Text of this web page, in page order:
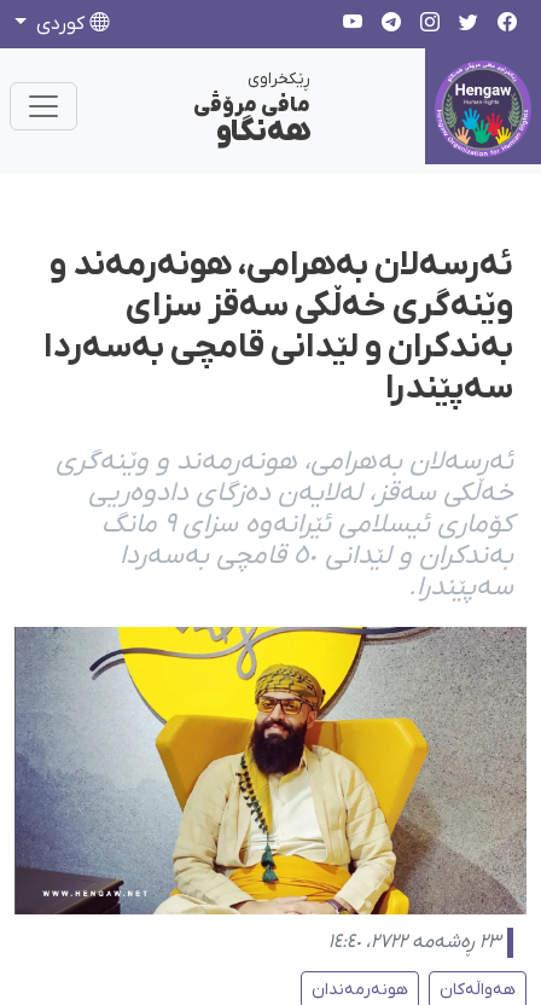
كوردی
ڕێکخراوی
مافی مرۆڤی
هەنگاو
ئەرسەلان بەهرامی، هونەرمەند و
وێنەگری خەڵکی سەقز سزای
بەندکران و لێدانی قامچی بەسەردا
سەپێندرا
ئەرسەلان بەهرامی، هونەرمەند و وێنەگری
خەڵکی سەقز، لەلایەن دەزگای دادوەریی
کۆماری ئیسلامی ئێرانەوە سزای ٩ مانگ
بەندکران و لێدانی ٥٠ قامچی بەسەردا
سەپێندرا.
٢٣ ڕەشەمە ٢٧٢٢، ١٤:٤٠
هەواڵەکان هونەرمەندان